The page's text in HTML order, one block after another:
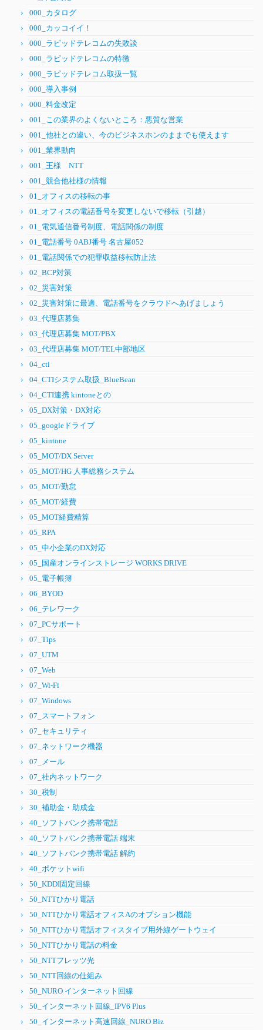
000_カタログ
000_カッコイイ！
000_ラピッドテレコムの失敗談
000_ラピッドテレコムの特徴
000_ラピッドテレコム取扱一覧
000_導入事例
000_料金改定
001_この業界のよくないところ：悪質な営業
001_他社との違い、今のビジネスホンのままでも使えます
001_業界動向
001_王様 NTT
001_競合他社様の情報
01_オフィスの移転の事
01_オフィスの電話番号を変更しないで移転（引越）
01_電気通信番号制度、電話関係の制度
01_電話番号 0ABJ番号 名古屋052
01_電話関係での犯罪収益移転防止法
02_BCP対策
02_災害対策
02_災害対策に最適、電話番号をクラウドへあげましょう
03_代理店募集
03_代理店募集 MOT/PBX
03_代理店募集 MOT/TEL中部地区
04_cti
04_CTIシステム取扱_BlueBean
04_CTI連携 kintoneとの
05_DX対策・DX対応
05_googleドライブ
05_kintone
05_MOT/DX Server
05_MOT/HG 人事総務システム
05_MOT/勤怠
05_MOT/経費
05_MOT経費精算
05_RPA
05_中小企業のDX対応
05_国産オンラインストレージ WORKS DRIVE
05_電子帳簿
06_BYOD
06_テレワーク
07_PCサポート
07_Tips
07_UTM
07_Web
07_Wi-Fi
07_Windows
07_スマートフォン
07_セキュリティ
07_ネットワーク機器
07_メール
07_社内ネットワーク
30_税制
30_補助金・助成金
40_ソフトバンク携帯電話
40_ソフトバンク携帯電話 端末
40_ソフトバンク携帯電話 解約
40_ポケットwifi
50_KDDI固定回線
50_NTTひかり電話
50_NTTひかり電話オフィスAのオプション機能
50_NTTひかり電話オフィスタイプ用外線ゲートウェイ
50_NTTひかり電話の料金
50_NTTフレッツ光
50_NTT回線の仕組み
50_NURO インターネット回線
50_インターネット回線_IPV6 Plus
50_インターネット高速回線_NURO Biz